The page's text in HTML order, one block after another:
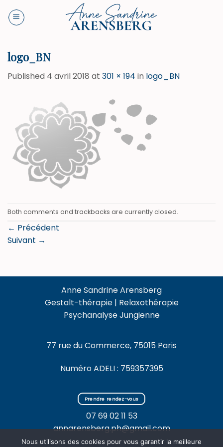
logo_BN
Published 4 avril 2018 at 301 × 194 in logo_BN
Both comments and trackbacks are currently closed.
← Précédent
Suivant →
Anne Sandrine Arensberg
Gestalt-thérapie | Relaxothérapie
Psychanalyse Jungienne
77 rue du Commerce, 75015 Paris
Numéro ADELI : 759357395
Prendre rendez-vous
07 69 02 11 53
annarensberg.ph@gmail.com
Nous utilisons des cookies pour vous garantir la meilleure